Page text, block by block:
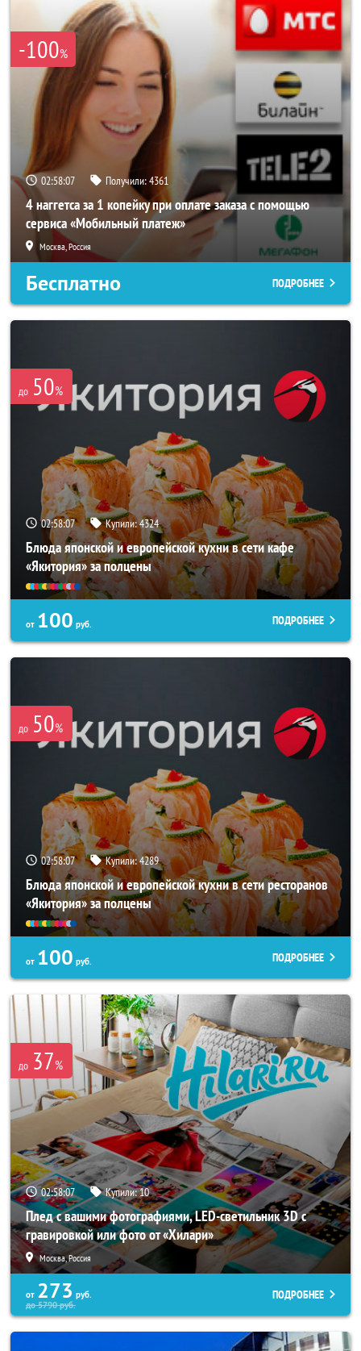
-100%
02:58:03 Получили:4361
4 наггетса за 1 копейку при оплате заказа с помощью
сервиса «Мобильный платеж»
Москва, Россия
Бесплатно ПОДРОБНЕЕ
до 50%
02:58:03 Купили:4324
Блюда японской и европейской кухни в сети кафе
«Якитория» за полцены
от 100 руб. ПОДРОБНЕЕ
до 50%
02:58:03 Купили:4289
Блюда японской и европейской кухни в сети ресторанов
«Якитория» за полцены
от 100 руб. ПОДРОБНЕЕ
до 37%
02:58:03 Купили:10
Плед с вашими фотографиями, LED-светильник 3D с
гравировкой или фото от «Хилари»
Москва, Россия
от 273 руб.
до5790руб.
ПОДРОБНЕЕ